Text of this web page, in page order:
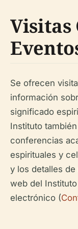
Visitas
Se ofrecen
información
significado
Instituto
conferencias
espirituales y
y los detalles
web del
electrónico (